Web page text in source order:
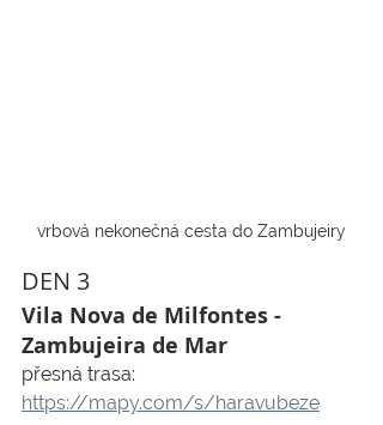
vrbová nekonečná cesta do Zambujeiry
DEN 3
Vila Nova de Milfontes -
Zambujeira de Mar
přesná trasa:
https://mapy.com/s/haravubeze